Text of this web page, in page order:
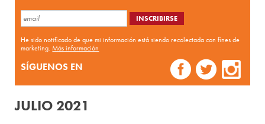
He sido notificado de que mi información está siendo recolectada con fines de
marketing.Más información
SÍGUENOS EN
JULIO 2021